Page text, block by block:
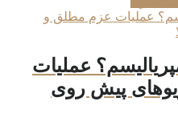
عملیات
پیش روی